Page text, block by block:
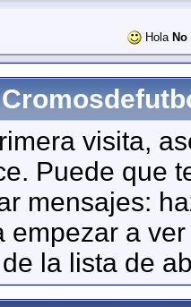
Hola No
visita,
Puede que
mensajes:
empezar a
la lista de